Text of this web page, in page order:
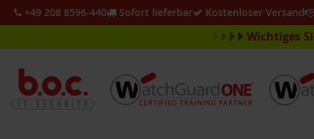
Wichtiges
+49 208 8596-440 Sofort lieferbar Kostenloser Versand